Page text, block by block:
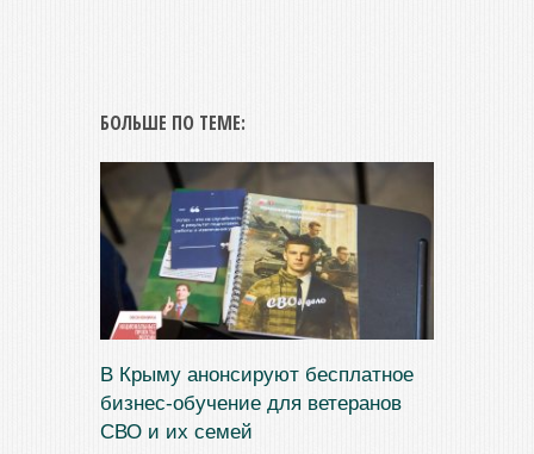
БОЛЬШЕ ПО ТЕМЕ:
В Крыму анонсируют бесплатное
бизнес-обучение для ветеранов
СВО и их семей